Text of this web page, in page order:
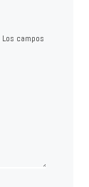
Los campos